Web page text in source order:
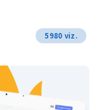
5980 viz.